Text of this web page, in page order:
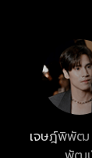
เจษฎ์พิพัฒ